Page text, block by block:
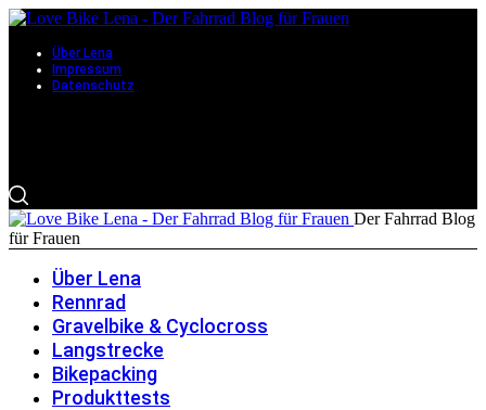
Über Lena
Impressum
Datenschutz
Der Fahrrad Blog
für Frauen
Über Lena
Rennrad
Gravelbike & Cyclocross
Langstrecke
Bikepacking
Produkttests